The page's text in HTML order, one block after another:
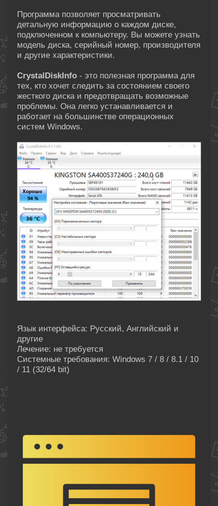
Программа позволяет просматривать
детальную информацию о каждом диске,
подключенном к компьютеру. Вы можете узнать
модель диска, серийный номер, производителя
и другие характеристики.
CrystalDiskInfo - это полезная программа для
тех, кто хочет следить за состоянием своего
жесткого диска и предотвращать возможные
проблемы. Она легко устанавливается и
работает на большинстве операционных
систем Windows.
Язык интерфейса: Русский, Английский и
другие
Лечение: не требуется
Системные требования: Windows 7 / 8 / 8.1 / 10
/ 11 (32/64 bit)